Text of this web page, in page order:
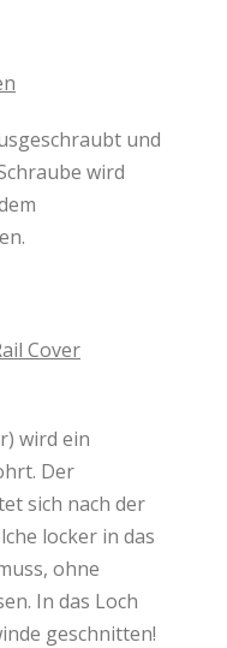
und
wird
Cover
wird ein
Der
sich nach der
locker in das
ohne
In das Loch
geschnitten!